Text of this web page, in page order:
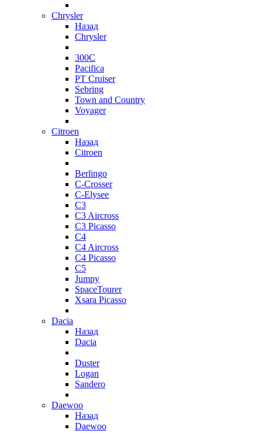
Chrysler
Назад
Chrysler
300C
Pacifica
PT Cruiser
Sebring
Town and Country
Voyager
Citroen
Назад
Citroen
Berlingo
C-Crosser
C-Elysee
C3
C3 Aircross
C3 Picasso
C4
C4 Aircross
C4 Picasso
C5
Jumpy
SpaceTourer
Xsara Picasso
Dacia
Назад
Dacia
Duster
Logan
Sandero
Daewoo
Назад
Daewoo